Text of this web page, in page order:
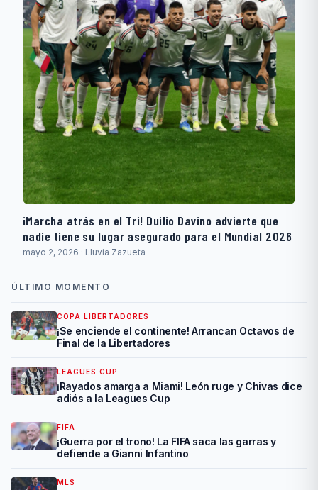
¡Marcha atrás en el Tri! Duilio Davino advierte que
nadie tiene su lugar asegurado para el Mundial 2026
mayo 2, 2026 · Lluvia Zazueta
ÚLTIMO MOMENTO
COPA LIBERTADORES
¡Se enciende el continente! Arrancan Octavos de
Final de la Libertadores
LEAGUES CUP
¡Rayados amarga a Miami! León ruge y Chivas dice
adiós a la Leagues Cup
FIFA
¡Guerra por el trono! La FIFA saca las garras y
defiende a Gianni Infantino
MLS